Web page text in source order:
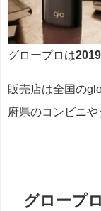
グロープロは
販売店は全国の
府県のコンビニや
グロープ